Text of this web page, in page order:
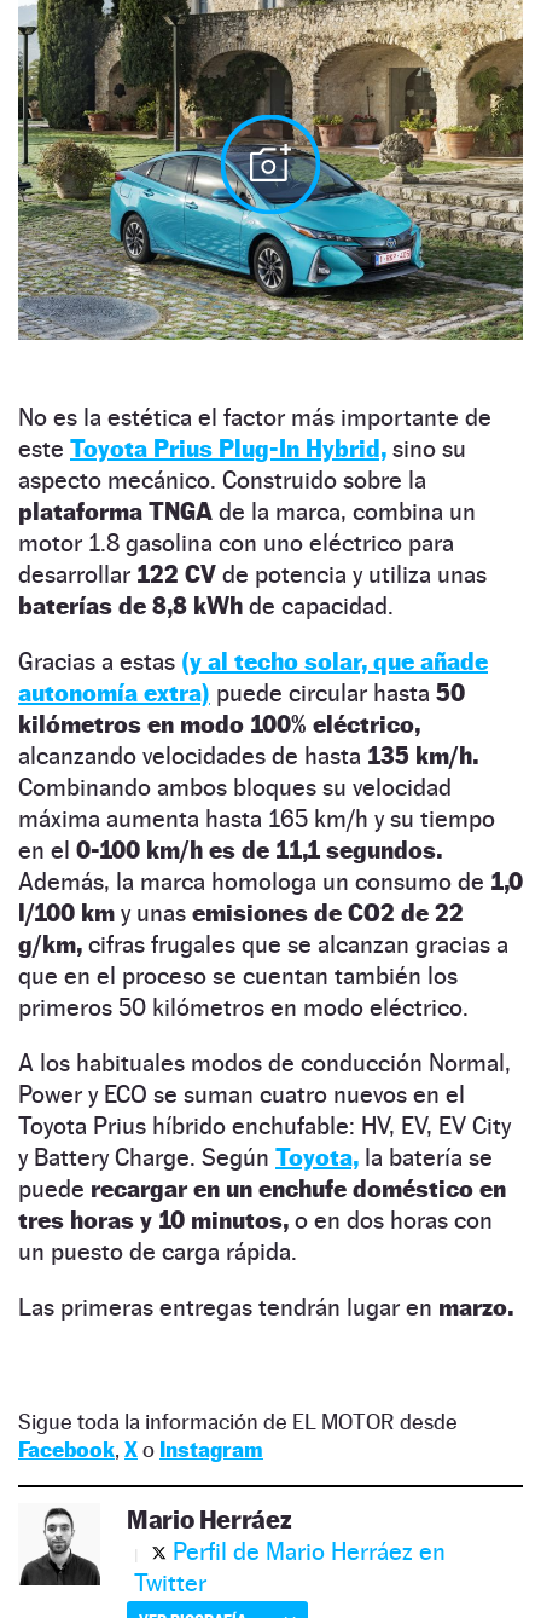
No es la estética el factor más importante de
este Toyota Prius Plug-In Hybrid, sino su
aspecto mecánico. Construido sobre la
plataforma TNGA de la marca, combina un
motor 1.8 gasolina con uno eléctrico para
desarrollar 122 CV de potencia y utiliza unas
baterías de 8,8 kWh de capacidad.
Gracias a estas (y al techo solar, que añade
autonomía extra) puede circular hasta 50
kilómetros en modo 100% eléctrico,
alcanzando velocidades de hasta 135 km/h.
Combinando ambos bloques su velocidad
máxima aumenta hasta 165 km/h y su tiempo
en el 0-100 km/h es de 11,1 segundos.
Además, la marca homologa un consumo de 1,0
l/100 km y unas emisiones de CO2 de 22
g/km, cifras frugales que se alcanzan gracias a
que en el proceso se cuentan también los
primeros 50 kilómetros en modo eléctrico.
A los habituales modos de conducción Normal,
Power y ECO se suman cuatro nuevos en el
Toyota Prius híbrido enchufable: HV, EV, EV City
y Battery Charge. Según Toyota, la batería se
puede recargar en un enchufe doméstico en
tres horas y 10 minutos, o en dos horas con
un puesto de carga rápida.
Las primeras entregas tendrán lugar en marzo.
Sigue toda la información de EL MOTOR desde
Facebook, Xo Instagram
Mario Herráez
Perfil de Mario Herráez en
Twitter